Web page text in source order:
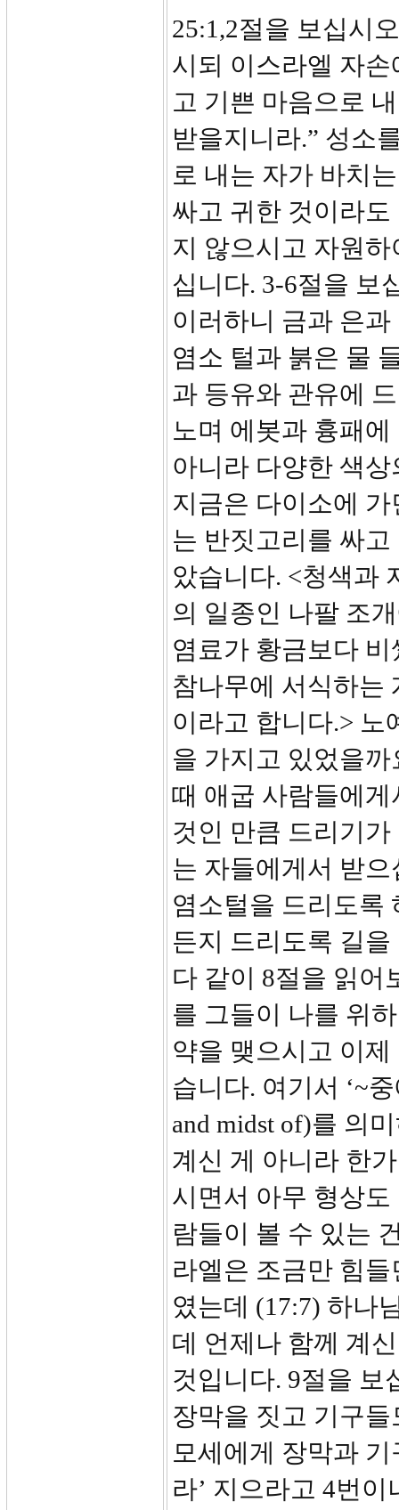
25:1,2절을 보십시
시되 이스라엘 자
고 기쁜 마음으로
받을지니라.” 성소
로 내는 자가 바치
싸고 귀한 것이라
지 않으시고 자원
십니다. 3-6절을 보
이러하니 금과 은
염소 털과 붉은 물
과 등유와 관유에
노며 에봇과 흉패
아니라 다양한 색
지금은 다이소에
는 반짓고리를 싸
았습니다. <청색과
의 일종인 나팔 조
염료가 황금보다
참나무에 서식하는
이라고 합니다.> 노
을 가지고 있었을
때 애굽 사람들에
것인 만큼 드리기
는 자들에게서 받
염소털을 드리도록
든지 드리도록 길
다 같이 8절을 읽어
를 그들이 나를 위
약을 맺으시고 이
습니다. 여기서 ‘~
and midst of)를 의
계신 게 아니라 한
시면서 아무 형상
람들이 볼 수 있는
라엘은 조금만 힘
였는데 (17:7) 하나
데 언제나 함께 계
것입니다. 9절을 보
장막을 짓고 기구
모세에게 장막과
라’ 지으라고 4번